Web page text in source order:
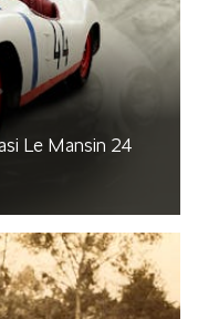
Le Mansin 24